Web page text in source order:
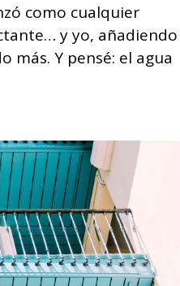
como cualquier
y yo, añadiendo
más. Y pensé: el agua